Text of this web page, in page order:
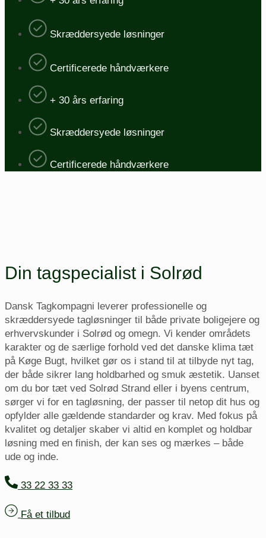
Skræddersyede løsninger
Certificerede håndværkere
+ 30 års erfaring
Skræddersyede løsninger
Certificerede håndværkere
Din tagspecialist i Solrød
Dansk Tagkompagni leverer professionelle og
skræddersyede tagløsninger til både private boligejere og
erhvervskunder i Solrød og omegn. Vi kender områdets
karakter og de særlige forhold ved det danske klima tæt
på Køge Bugt, hvilket gør os i stand til at tilbyde nyt tag,
der både sikrer lang holdbarhed og smuk æstetik. Uanset
om du bor tæt ved Solrød Strand eller i byens centrum,
sørger vi for en tagløsning, der passer til netop dit hus og
opfylder alle gældende standarder og krav. Med fokus på
kvalitet og detaljer skaber vi altid en komplet og holdbar
løsning med en finish, der kan ses og mærkes – både
ude og inde.
33 22 33 33
Få et tilbud